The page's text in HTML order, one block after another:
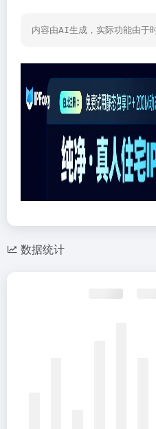
内容由AI生成，实际功能由于
数据统计